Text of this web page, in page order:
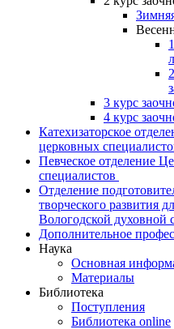
3 курс
4 курс
Катехизаторское
церковных
Певческое отделение
специалистов
Отделение
творческого развития
Вологодской духовной
Дополнительное
Наука
Основная
Материалы
Библиотека
Поступления
Библиотека online